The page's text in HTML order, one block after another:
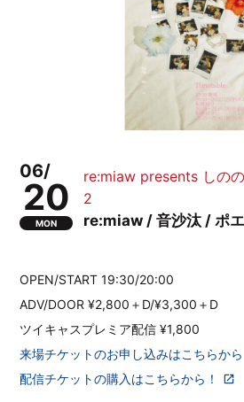
06/
20
MON
re:miaw presents しの
2
re:miaw / 音沙汰 / ポ
OPEN/START 19:30/20:00
ADV/DOOR ¥2,800＋D/¥3,300＋D
ツイキャスプレミア配信 ¥1,800
来場チケットのお申し込みはこちらから
配信チケットの購入はこちらから！